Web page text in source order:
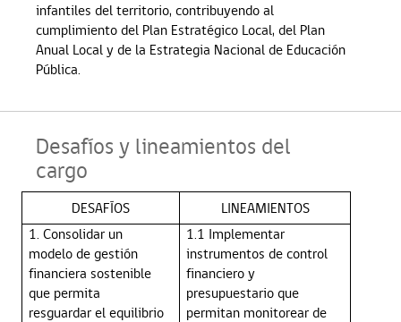
infantiles del territorio, contribuyendo al
cumplimiento del Plan Estratégico Local, del Plan
Anual Local y de la Estrategia Nacional de Educación
Pública.
Desafíos y lineamientos del
cargo
DESAFÍOS
LINEAMIENTOS
1. Consolidar un
modelo de gestión
financiera sostenible
que permita
resguardar el equilibrio
1.1 Implementar
instrumentos de control
financiero y
presupuestario que
permitan monitorear de